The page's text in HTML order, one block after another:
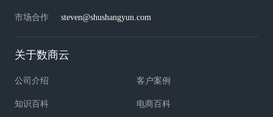
市场合作 steven@shushangyun.com
关于数商云
公司介绍 客户案例
知识百科 电商百科